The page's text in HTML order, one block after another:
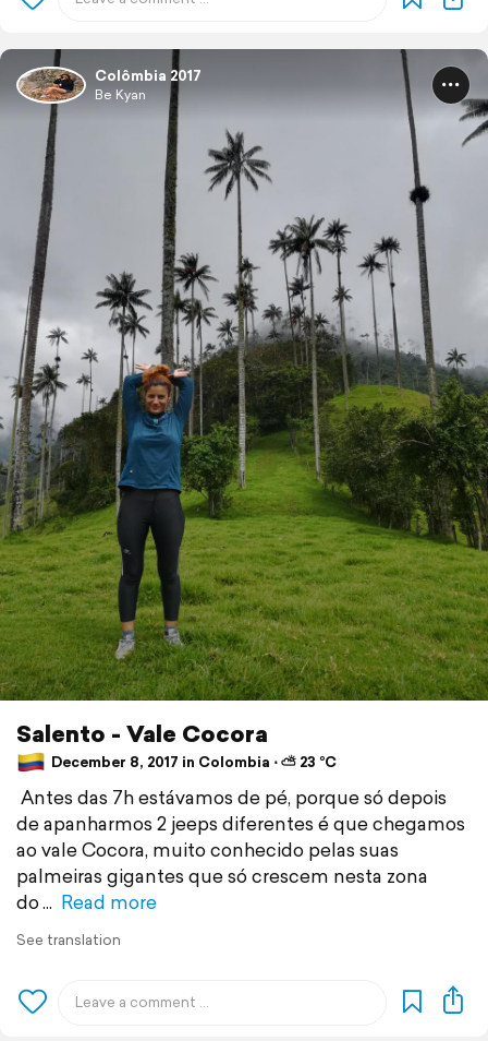
Colômbia 2017
Be Kyan
Salento - Vale Cocora
December 8, 2017 in Colombia ⋅ ⛅ 23 °C
Antes das 7h estávamos de pé, porque só depois
de apanharmos 2 jeeps diferentes é que chegamos
ao vale Cocora, muito conhecido pelas suas
palmeiras gigantes que só crescem nesta zona
do
Read more
See translation